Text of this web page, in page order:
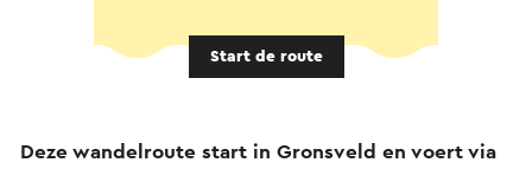
Start de route
Deze wandelroute start in Gronsveld en voert via